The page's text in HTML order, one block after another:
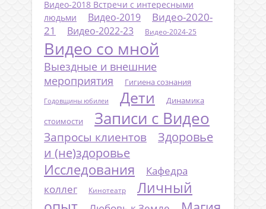
Видео-2018 Встречи с интересными
людьми
Видео-2019
Видео-2020-
21
Видео-2022-23 Видео-2024-25
Видео со мной
Выездные и внешние
мероприятия
Гигиена сознания
Годовщины юбилеи Дети
Динамика
стоимости
Записи с Видео
Запросы клиентов
Здоровье
и (не)здоровье
Исследования
Кафедра
коллег
Кинотеатр
Личный